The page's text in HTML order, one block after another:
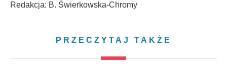
Redakcja: B. Świerkowska-Chromy
PRZECZYTAJ TAKŻE